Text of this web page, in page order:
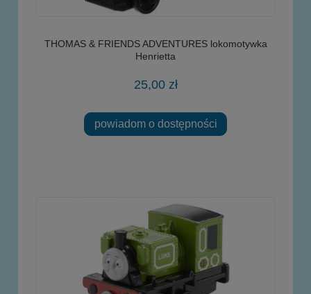
THOMAS & FRIENDS ADVENTURES lokomotywka
Henrietta
25,00 zł
powiadom o dostępności